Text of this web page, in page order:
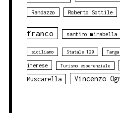
Randazzo Roberto Sottile
franco santino mirabella
siciliano Statale 120
imerese Turismo esperenziale
Muscarella
Vincenzo